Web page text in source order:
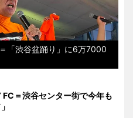
「渋谷盆踊り」に6万7000
＝渋谷センター街で今年も